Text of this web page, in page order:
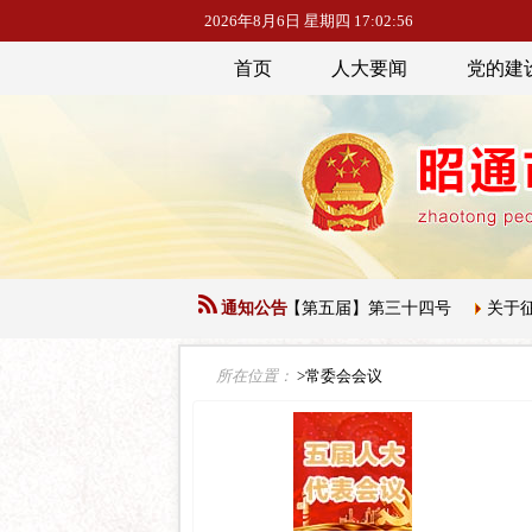
2026年8月6日 星期四 17:02:58
首页 人大要闻 党的建
通知公告
表大会常务委员会公告【第五届】第三十四号 关于征集下一届人大
所在位置： >常委会会议